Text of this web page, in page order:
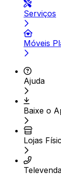
Serviços
Móveis
Ajuda
Baixe o
Lojas